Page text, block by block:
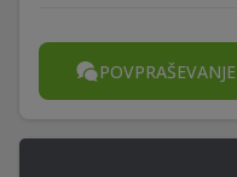
POVPRAŠEVANJE